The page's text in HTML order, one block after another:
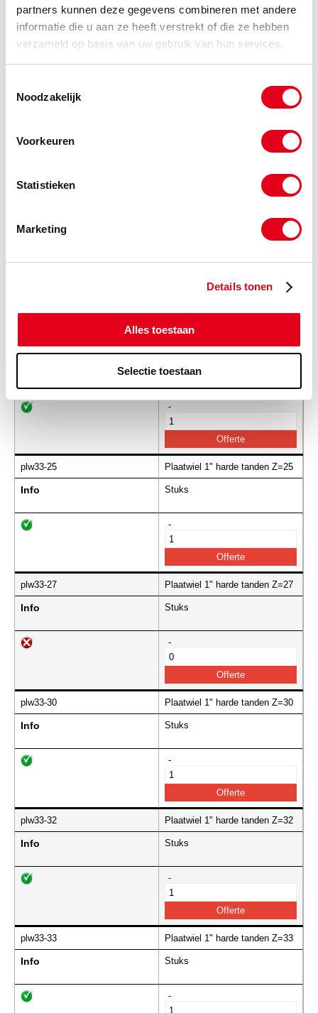
partners kunnen deze gegevens combineren met andere
informatie die u aan ze heeft verstrekt of die ze hebben
verzameld op basis van uw gebruik van hun services.
Noodzakelijk
Voorkeuren
Statistieken
Marketing
Details tonen
Alles toestaan
Selectie toestaan
Info
plw33-21 Plaatwiel 1" harde tanden Z=21
plw33-24 Plaatwiel 1" harde tanden Z=24
Stuks
-
plw33-25 Plaatwiel 1" harde tanden Z=25
Info Stuks
-
plw33-27 Plaatwiel 1" harde tanden Z=27
Info Stuks
-
plw33-30 Plaatwiel 1" harde tanden Z=30
Info Stuks
-
plw33-32 Plaatwiel 1" harde tanden Z=32
Info Stuks
-
plw33-33 Plaatwiel 1" harde tanden Z=33
Info Stuks
-